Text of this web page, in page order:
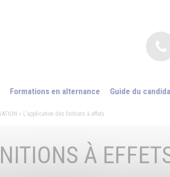
Formations en alternance Guide du
> L’application des finitions à effets
À